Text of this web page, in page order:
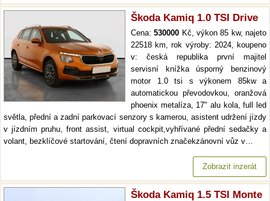
Škoda Kamiq 1.0 TSI Drive
Cena:530000 Kč, výkon 85 kw, najeto
22518 km, rok výroby: 2024, koupeno
v: česká republika první majitel
servisní knížka úsporný benzinový
motor 1.0 tsi s výkonem 85kw a
automatickou převodovkou, oranžová
phoenix metalíza, 17" alu kola, full led
světla, přední a zadní parkovací senzory s kamerou, asistent udržení jízdy
v jízdním pruhu, front assist, virtual cockpit,vyhřívané přední sedačky a
volant, bezklíčové startování, čtení dopravních značekzánovní vůz v…
Zobrazit inzerát
Škoda Kamiq 1.5 TSI Monte